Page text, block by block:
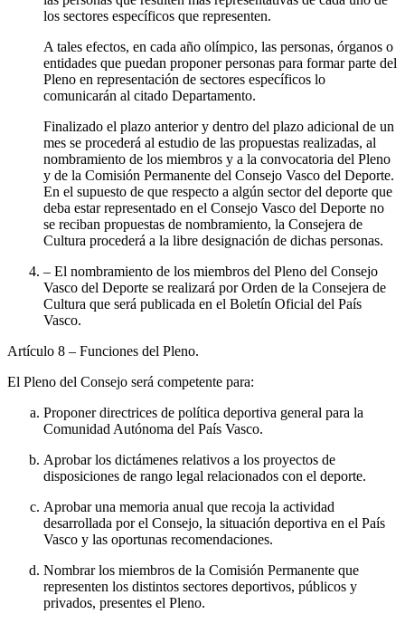
los sectores específicos que representen.
A tales efectos, en cada año olímpico, las personas, órganos o
entidades que puedan proponer personas para formar parte del
Pleno en representación de sectores específicos lo
comunicarán al citado Departamento.
Finalizado el plazo anterior y dentro del plazo adicional de un
mes se procederá al estudio de las propuestas realizadas, al
nombramiento de los miembros y a la convocatoria del Pleno
y de la Comisión Permanente del Consejo Vasco del Deporte.
En el supuesto de que respecto a algún sector del deporte que
deba estar representado en el Consejo Vasco del Deporte no
se reciban propuestas de nombramiento, la Consejera de
Cultura procederá a la libre designación de dichas personas.
– El nombramiento de los miembros del Pleno del Consejo
Vasco del Deporte se realizará por Orden de la Consejera de
Cultura que será publicada en el Boletín Oficial del País
Vasco.
Artículo 8 – Funciones del Pleno.
El Pleno del Consejo será competente para:
Proponer directrices de política deportiva general para la
Comunidad Autónoma del País Vasco.
Aprobar los dictámenes relativos a los proyectos de
disposiciones de rango legal relacionados con el deporte.
Aprobar una memoria anual que recoja la actividad
desarrollada por el Consejo, la situación deportiva en el País
Vasco y las oportunas recomendaciones.
Nombrar los miembros de la Comisión Permanente que
representen los distintos sectores deportivos, públicos y
privados, presentes el Pleno.